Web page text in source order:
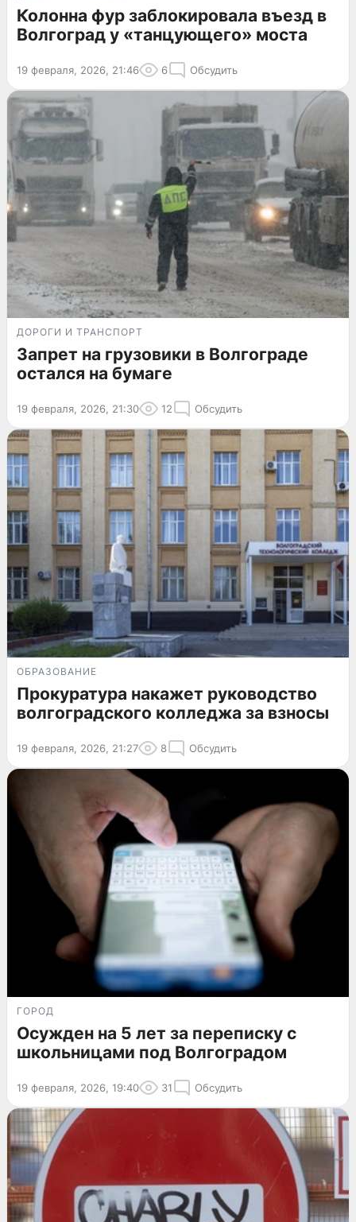
Колонна фур заблокировала въезд в
Волгоград у «танцующего» моста
19 февраля, 2026, 21:46 6 Обсудить
ДОРОГИ И ТРАНСПОРТ
Запрет на грузовики в Волгограде
остался на бумаге
19 февраля, 2026, 21:30 12 Обсудить
ОБРАЗОВАНИЕ
Прокуратура накажет руководство
волгоградского колледжа за взносы
19 февраля, 2026, 21:27 8 Обсудить
ГОРОД
Осужден на 5 лет за переписку с
школьницами под Волгоградом
19 февраля, 2026, 19:40 31 Обсудить